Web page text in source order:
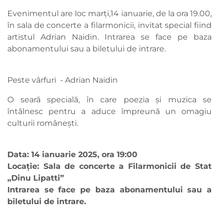
Evenimentul are loc marți,14 ianuarie, de la ora 19.00,
în sala de concerte a filarmonicii, invitat special fiind
artistul Adrian Naidin. Intrarea se face pe baza
abonamentului sau a biletului de intrare.
Peste vârfuri - Adrian Naidin
O seară specială, în care poezia și muzica se
întâlnesc pentru a aduce împreună un omagiu
culturii românești.
Data: 14 ianuarie 2025, ora 19:00
Locație: Sala de concerte a Filarmonicii de Stat
„Dinu Lipatti”
Intrarea se face pe baza abonamentului sau a
biletului de intrare.